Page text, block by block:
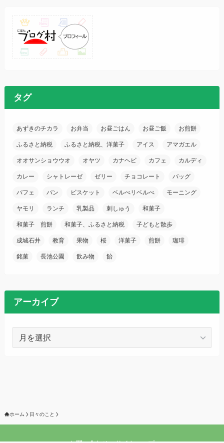
タグ
あずきのチカラ お弁当 お昼ごはん お昼ご飯 お煎餅
ふるさと納税 ふるさと納税、洋菓子 アイス アマガエル
オオサンショウウオ オヤツ カナヘビ カフェ カルディ
カレー シャトレーゼ ゼリー チョコレート バッグ
パフェ パン ビスケット ベルべリベルべ モーニング
ヤモリ ランチ 乳製品 刺しゅう 和菓子
和菓子 煎餅 和菓子、ふるさと納税 子どもと散歩
成城石井 教育 果物 桜 洋菓子 煎餅 珈琲
銘菓 長池公園 飲み物 飴
アーカイブ
ホーム 日々のこと